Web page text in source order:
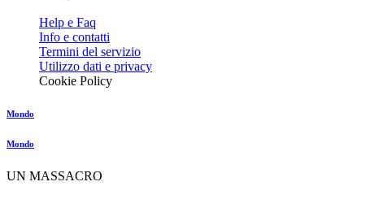
Help e Faq
Info e contatti
Termini del servizio
Utilizzo dati e privacy
Cookie Policy
Mondo
Mondo
UN MASSACRO